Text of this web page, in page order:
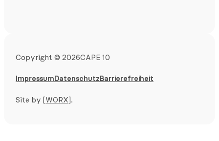
Copyright © 2026CAPE 10
Impressum Datenschutz Barrierefreiheit
Site by [WORX] .